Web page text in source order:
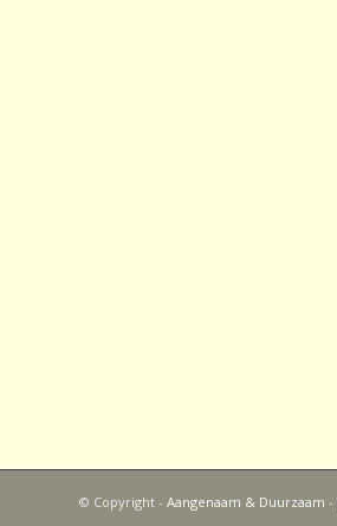
© Copyright - Aangenaam & Duurzaam -